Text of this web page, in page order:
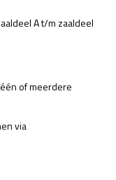
A t/m zaaldeel
of meerdere
via